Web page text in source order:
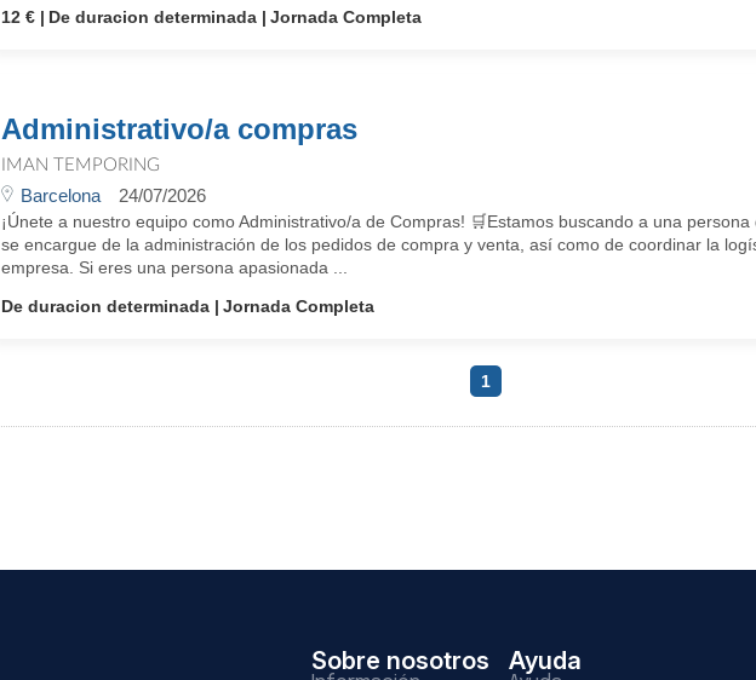
12 €
De duracion determinada Jornada Completa
Administrativo/a compras
IMAN TEMPORING
Barcelona 24/07/2026
¡Únete a nuestro equipo como Administrativo/a de Compras! 🛒Estamos buscando a una
se encargue de la administración de los pedidos de compra y venta, así como de coordinar la
empresa. Si eres una persona apasionada ...
De duracion determinada
Jornada Completa
1
Sobre nosotros Ayuda